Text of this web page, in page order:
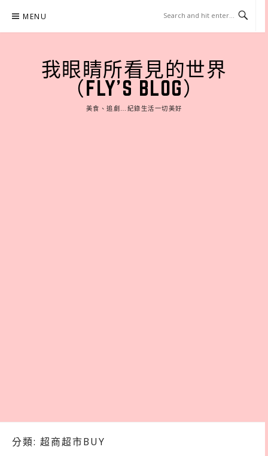
content
MENU
我眼睛所看見的世界
（FLY'S BLOG）
美食、追劇…紀錄生活一切美好
分類: 超商超市BUY